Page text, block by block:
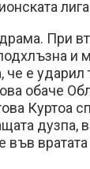
лига
При
и
е ударил
обаче
Куртоа
дузпа,
във